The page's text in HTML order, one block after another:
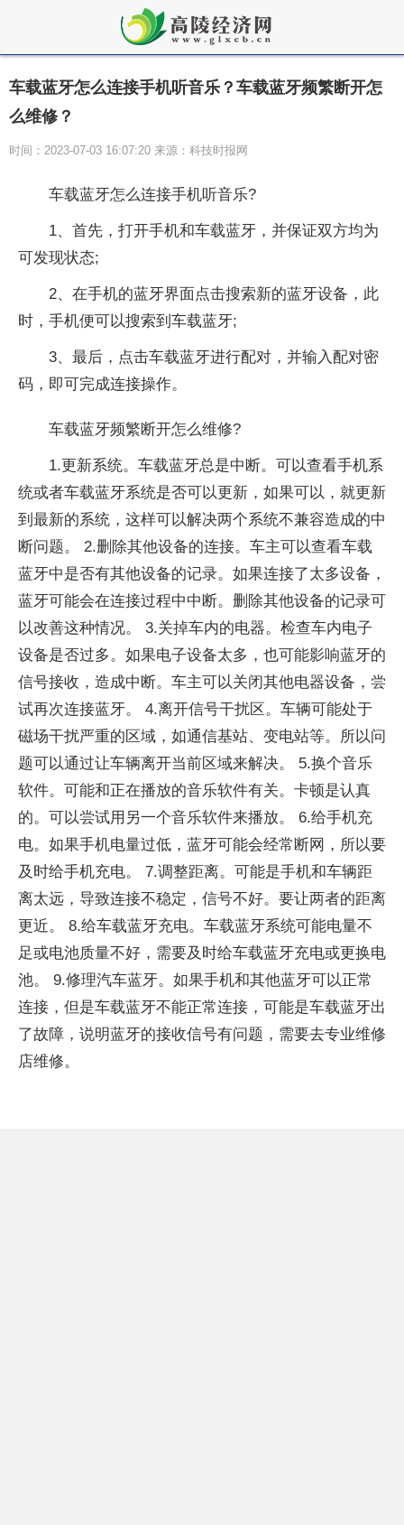
车载蓝牙怎么连接手机听音乐？车载蓝牙频繁断开怎
么维修？
时间：2023-07-03 16:07:20 来源：科技时报网
车载蓝牙怎么连接手机听音乐?
1、首先，打开手机和车载蓝牙，并保证双方均为
可发现状态;
2、在手机的蓝牙界面点击搜索新的蓝牙设备，此
时，手机便可以搜索到车载蓝牙;
3、最后，点击车载蓝牙进行配对，并输入配对密
码，即可完成连接操作。
车载蓝牙频繁断开怎么维修?
1.更新系统。车载蓝牙总是中断。可以查看手机系
统或者车载蓝牙系统是否可以更新，如果可以，就更新
到最新的系统，这样可以解决两个系统不兼容造成的中
断问题。 2.删除其他设备的连接。车主可以查看车载
蓝牙中是否有其他设备的记录。如果连接了太多设备，
蓝牙可能会在连接过程中中断。删除其他设备的记录可
以改善这种情况。 3.关掉车内的电器。检查车内电子
设备是否过多。如果电子设备太多，也可能影响蓝牙的
信号接收，造成中断。车主可以关闭其他电器设备，尝
试再次连接蓝牙。 4.离开信号干扰区。车辆可能处于
磁场干扰严重的区域，如通信基站、变电站等。所以问
题可以通过让车辆离开当前区域来解决。 5.换个音乐
软件。可能和正在播放的音乐软件有关。卡顿是认真
的。可以尝试用另一个音乐软件来播放。 6.给手机充
电。如果手机电量过低，蓝牙可能会经常断网，所以要
及时给手机充电。 7.调整距离。可能是手机和车辆距
离太远，导致连接不稳定，信号不好。要让两者的距离
更近。 8.给车载蓝牙充电。车载蓝牙系统可能电量不
足或电池质量不好，需要及时给车载蓝牙充电或更换电
池。 9.修理汽车蓝牙。如果手机和其他蓝牙可以正常
连接，但是车载蓝牙不能正常连接，可能是车载蓝牙出
了故障，说明蓝牙的接收信号有问题，需要去专业维修
店维修。